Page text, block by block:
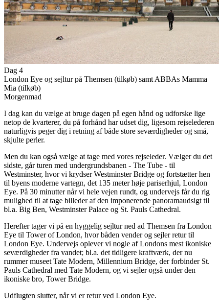
Dag 4
London Eye og sejltur på Themsen (tilkøb) samt ABBAs Mamma
Mia (tilkøb)
Morgenmad
I dag kan du vælge at bruge dagen på egen hånd og udforske lige
netop de kvarterer, du på forhånd har udset dig, ligesom rejselederen
naturligvis peger dig i retning af både store seværdigheder og små,
skjulte perler.
Men du kan også vælge at tage med vores rejseleder. Vælger du det
sidste, går turen med undergrundsbanen - The Tube - til
Westminster, hvor vi krydser Westminster Bridge og fortstætter hen
til byens moderne vartegn, det 135 meter høje pariserhjul, London
Eye. På 30 minutter når vi hele vejen rundt, og undervejs får du rig
mulighed til at tage billeder af den imponerende panoramaudsigt til
bl.a. Big Ben, Westminster Palace og St. Pauls Cathedral.
Herefter tager vi på en hyggelig sejltur ned ad Themsen fra London
Eye til Tower of London, hvor båden vender og sejler retur til
London Eye. Undervejs oplever vi nogle af Londons mest ikoniske
seværdigheder fra vandet; bl.a. det tidligere kraftværk, der nu
rummer museet Tate Modern, Millennium Bridge, der forbinder St.
Pauls Cathedral med Tate Modern, og vi sejler også under den
ikoniske bro, Tower Bridge.
Udflugten slutter, når vi er retur ved London Eye.